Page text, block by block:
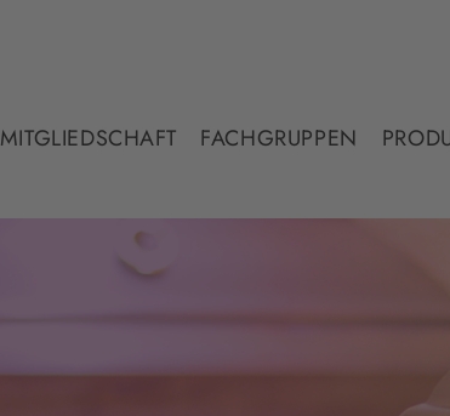
MITGLIEDSCHAFT FACHGRUPPEN